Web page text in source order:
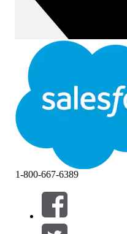
Filter (0)
VÄLJ FILTER
1-800-667-6389